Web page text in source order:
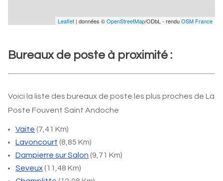
Leaflet | données ©OpenStreetMap/ODbL - renduOSM France
Bureaux de poste à proximité :
Voici la liste des bureaux de poste les plus proches de La
Poste Fouvent Saint Andoche
Vaite (7,41 Km)
Lavoncourt (8,85 Km)
Dampierre sur Salon (9,71 Km)
Seveux(11,48 Km)